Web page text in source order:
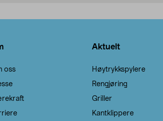
oss
Aktuelt
Høytrykkspylere
Rengjøring
Griller
Kantklippere